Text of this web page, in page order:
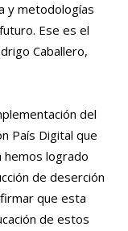
y metodologías
Ese es el
Caballero,
del
País Digital que
hemos logrado
de deserción
que esta
de estos